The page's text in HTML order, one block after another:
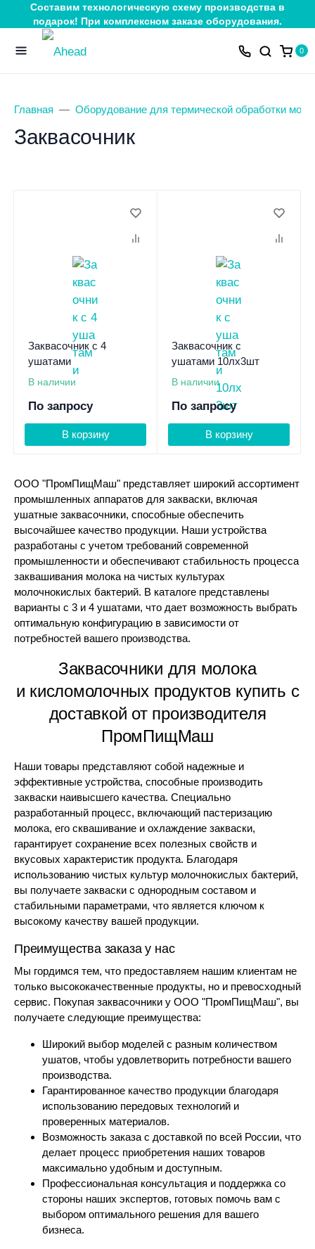
Составим технологическую схему производства в
подарок! При комплексном заказе оборудования.
0
Главная Оборудование для термической обработки
Заквасочник
Заквасочник с 4
ушатами
В наличии
По запросу
В корзину
Заквасочник с
ушатами 10лх3шт
В наличии
По запросу
В корзину
ООО "ПромПищМаш" представляет широкий ассортимент
промышленных аппаратов для закваски, включая
ушатные заквасочники, способные обеспечить
высочайшее качество продукции. Наши устройства
разработаны с учетом требований современной
промышленности и обеспечивают стабильность процесса
заквашивания молока на чистых культурах
молочнокислых бактерий. В каталоге представлены
варианты с 3 и 4 ушатами, что дает возможность выбрать
оптимальную конфигурацию в зависимости от
потребностей вашего производства.
Заквасочники для молока
и кисломолочных продуктов купить с
доставкой от производителя
ПромПищМаш
Наши товары представляют собой надежные и
эффективные устройства, способные производить
закваски наивысшего качества. Специально
разработанный процесс, включающий пастеризацию
молока, его сквашивание и охлаждение закваски,
гарантирует сохранение всех полезных свойств и
вкусовых характеристик продукта. Благодаря
использованию чистых культур молочнокислых бактерий,
вы получаете закваски с однородным составом и
стабильными параметрами, что является ключом к
высокому качеству вашей продукции.
Преимущества заказа у нас
Мы гордимся тем, что предоставляем нашим клиентам не
только высококачественные продукты, но и превосходный
сервис. Покупая заквасочники у ООО "ПромПищМаш", вы
получаете следующие преимущества:
Широкий выбор моделей с разным количеством
ушатов, чтобы удовлетворить потребности вашего
производства.
Гарантированное качество продукции благодаря
использованию передовых технологий и
проверенных материалов.
Возможность заказа с доставкой по всей России, что
делает процесс приобретения наших товаров
максимально удобным и доступным.
Профессиональная консультация и поддержка со
стороны наших экспертов, готовых помочь вам с
выбором оптимального решения для вашего
бизнеса.